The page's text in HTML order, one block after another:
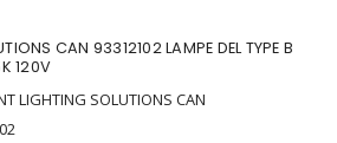
CAN 93312102 LAMPE DEL TYPE B
120V
LIGHTING SOLUTIONS CAN